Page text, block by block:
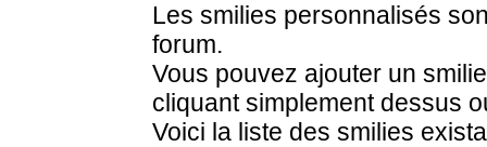
Les smilies personnalisés
forum.
Vous pouvez ajouter un
cliquant simplement dessus
Voici la liste des smilies